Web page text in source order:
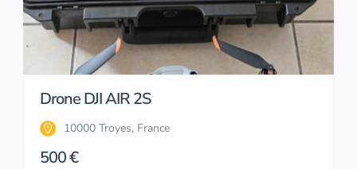
Drone DJI AIR 2S
10000 Troyes, France
500 €